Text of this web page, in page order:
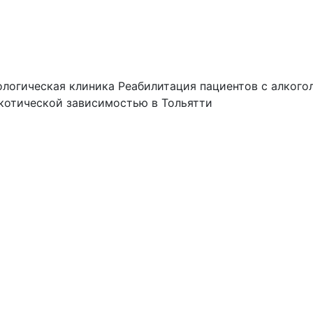
клиника Реабилитация пациентов с
зависимостью в Тольятти